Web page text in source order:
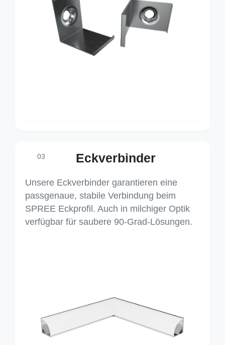
03 Eckverbinder
Unsere Eckverbinder garantieren eine
passgenaue, stabile Verbindung beim
SPREE Eckprofil. Auch in milchiger Optik
verfügbar für saubere 90-Grad-Lösungen.